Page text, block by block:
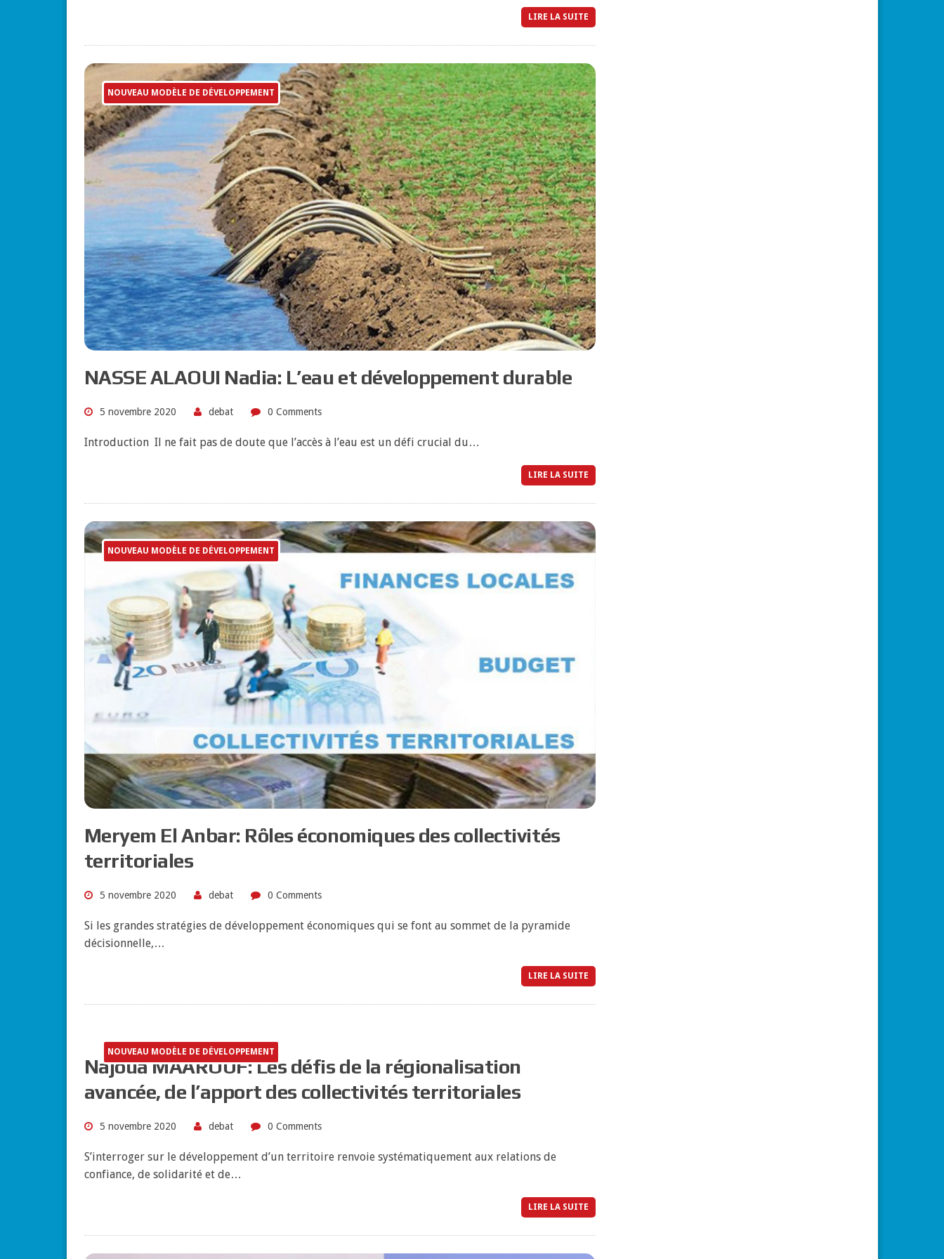
LIRE LA SUITE
NOUVEAU MODÈLE DE DÉVELOPPEMENT
NASSE ALAOUI Nadia: L’eau et développement durable
5 novembre 2020 debat 0 Comments
Introduction Il ne fait pas de doute que l’accès à l’eau est un défi crucial du…
LIRE LA SUITE
NOUVEAU MODÈLE DE DÉVELOPPEMENT
Meryem El Anbar: Rôles économiques des collectivités
territoriales
5 novembre 2020 debat 0 Comments
Si les grandes stratégies de développement économiques qui se font au sommet de la pyramide
décisionnelle,…
LIRE LA SUITE
NOUVEAU MODÈLE DE DÉVELOPPEMENT
Najoua MAAROUF: Les défis de la régionalisation
avancée, de l’apport des collectivités territoriales
5 novembre 2020 debat 0 Comments
S’interroger sur le développement d’un territoire renvoie systématiquement aux relations de
confiance, de solidarité et de…
LIRE LA SUITE